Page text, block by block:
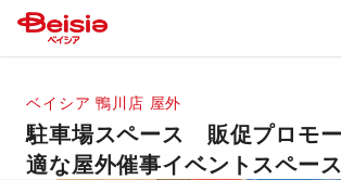
ベイシア 鴨川店 屋外
駐車場スペース 販促プロモ
適な屋外催事イベントスペース